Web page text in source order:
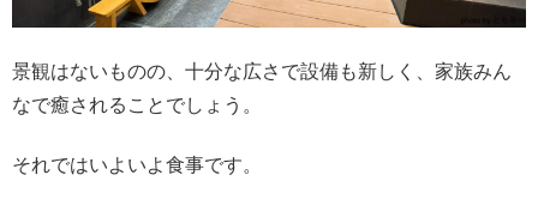
景観はないものの、十分な広さで設備も新しく、家族みん
なで癒されることでしょう。
それではいよいよ食事です。